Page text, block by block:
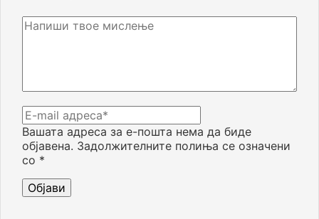
Вашата адреса за е-пошта нема да биде
објавена. Задолжителните полиња се означени
со *